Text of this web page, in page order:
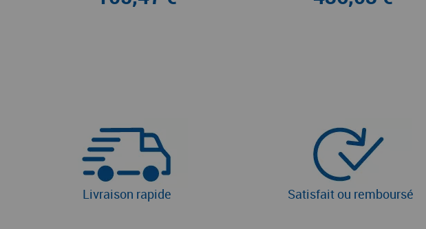
Livraison rapide Satisfait ou remboursé